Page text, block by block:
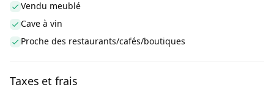
Vendu meublé
Cave à vin
Proche des restaurants/cafés/boutiques
Taxes et frais